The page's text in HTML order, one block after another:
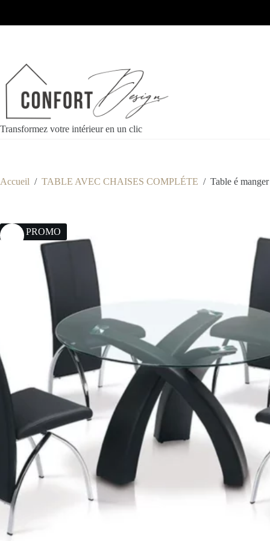
Transformez votre intérieur en un clic
Accueil / TABLE AVEC CHAISES COMPLÉTE / Table é
17% PROMO